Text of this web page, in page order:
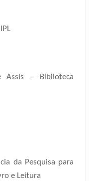
Assis – Biblioteca
da Pesquisa para
e Leitura